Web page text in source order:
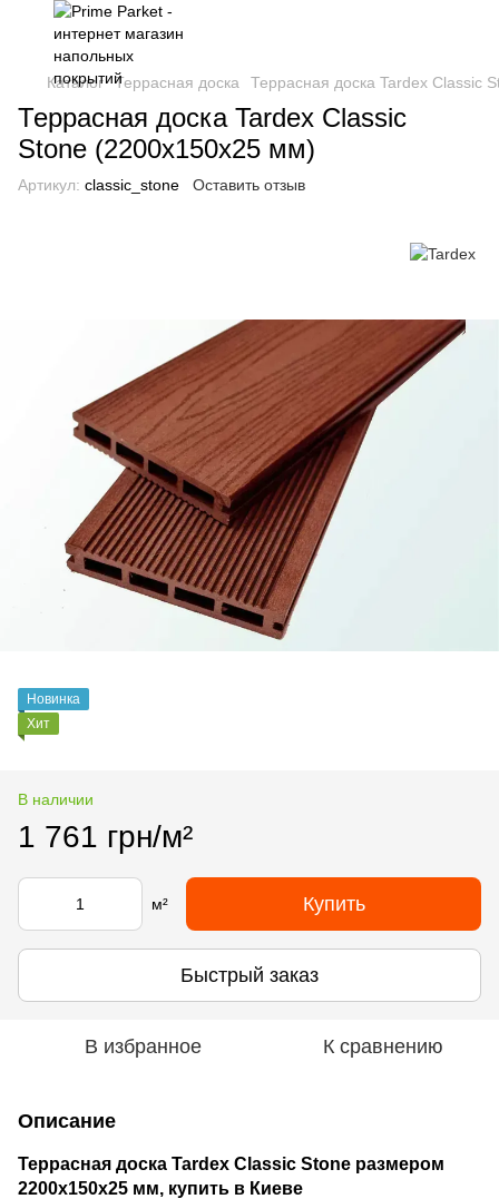
Каталог Террасная доска Террасная доска Tardex Classic
Террасная доска Tardex Classic
Stone (2200х150x25 мм)
Артикул: classic_stone Оставить отзыв
Новинка
Хит
В наличии
1 761 грн/м²
м² Купить
Быстрый заказ
В избранное К сравнению
Описание
Террасная доска Tardex Classic Stone размером
2200х150x25 мм, купить в Киеве